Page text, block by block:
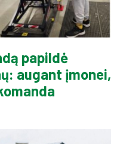
papildė
augant įmonei,